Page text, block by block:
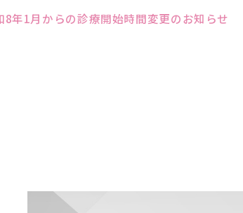
8年1月からの診療開始時間変更のお知らせ